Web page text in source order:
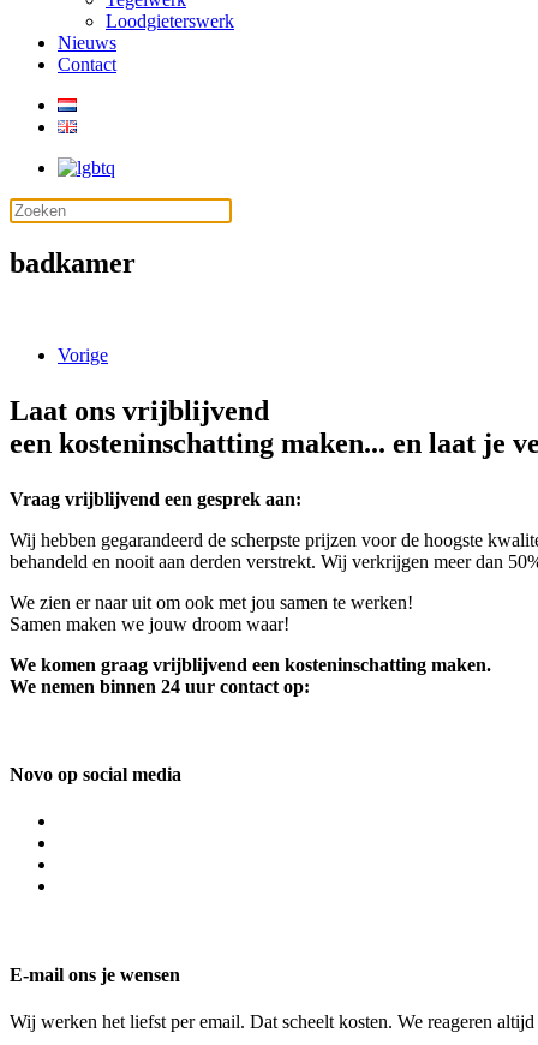
Loodgieterswerk
Nieuws
Contact
badkamer
Vorige
Laat ons vrijblijvend
een kosteninschatting maken... en laat je
Vraag vrijblijvend een gesprek aan:
Wij hebben gegarandeerd de scherpste prijzen voor de hoogste
behandeld en nooit aan derden verstrekt. Wij verkrijgen meer dan
We zien er naar uit om ook met jou samen te werken!
Samen maken we jouw droom waar!
We komen graag vrijblijvend een kosteninschatting maken.
We nemen binnen 24 uur contact op:
Novo op social media
E-mail ons je wensen
Wij werken het liefst per email. Dat scheelt kosten. We reageren